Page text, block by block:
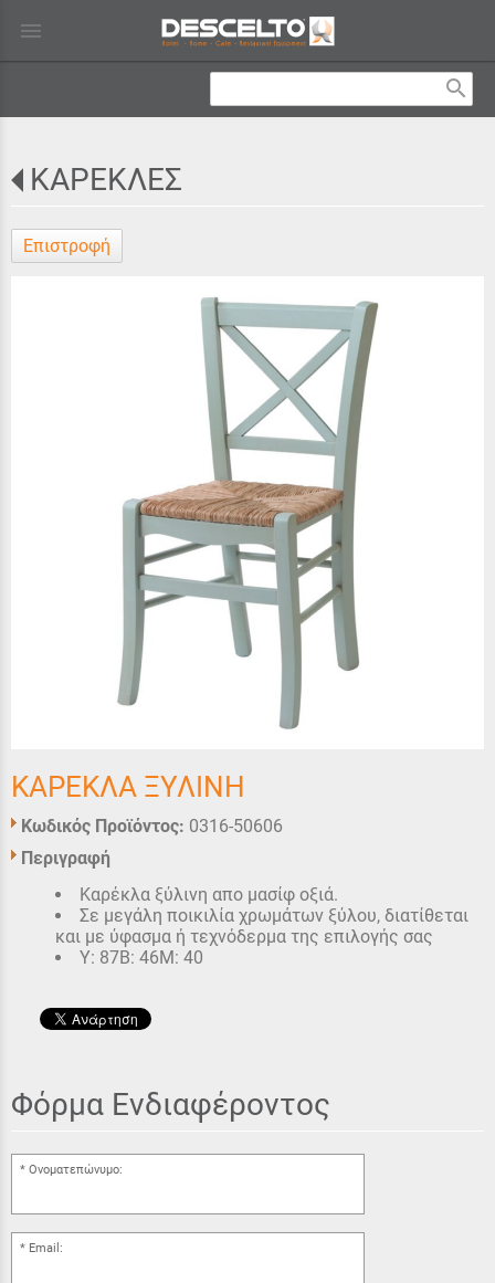
menu
search
ΚΑΡΕΚΛΕΣ
Επιστροφή
ΚΑΡΕΚΛΑ ΞΥΛΙΝΗ
Κωδικός Προϊόντος: 0316-50606
Περιγραφή
Καρέκλα ξύλινη απο μασίφ οξιά.
Σε μεγάλη ποικιλία χρωμάτων ξύλου, διατίθεται
και με ύφασμα ή τεχνόδερμα της επιλογής σας
Υ: 87Β: 46Μ: 40
Φόρμα Ενδιαφέροντος
Ονοματεπώνυμο:
Email: